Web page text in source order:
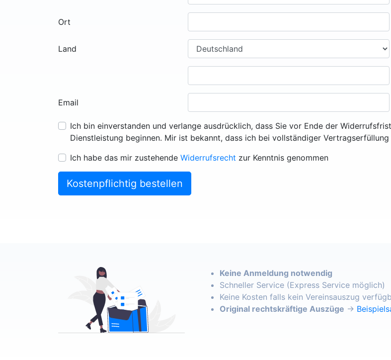
Ort
Land
Email
Ich bin einverstanden und verlange ausdrücklich, dass Sie vor Ende der
Dienstleistung beginnen. Mir ist bekannt, dass ich bei vollständiger
Ich habe das mir zustehende Widerrufsrecht zur Kenntnis genommen
Kostenpflichtig bestellen
Keine Anmeldung notwendig
Schneller Service (Express Service möglich)
Keine Kosten falls kein Vereinsauszug
Original rechtskräftige Auszüge →